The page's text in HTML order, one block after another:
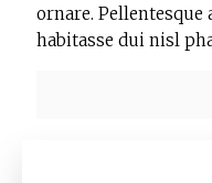
ornare.
habitasse dui nisl